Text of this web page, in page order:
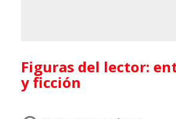
Figuras del lector: entre crítica
y ficción